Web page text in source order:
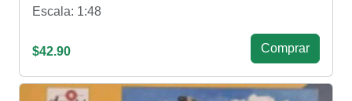
Escala: 1:48
$42.90 Сomprar